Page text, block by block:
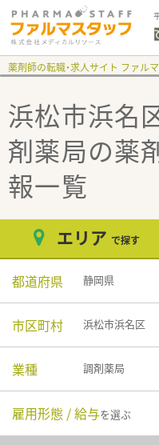
薬剤師の転職・求人サイト ファル
浜松市浜名
剤薬局の薬
報一覧
エリア で探す
都道府県 静岡県
市区町村 浜松市浜名区
業種 調剤薬局
雇用形態 / 給与を選ぶ